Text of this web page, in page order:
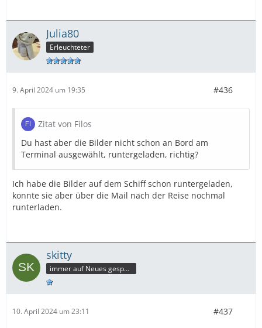
Julia80
Erleuchteter
9. April 2024 um 19:35 #436
Zitat von Filos
Du hast aber die Bilder nicht schon an Bord am
Terminal ausgewählt, runtergeladen, richtig?
Ich habe die Bilder auf dem Schiff schon runtergeladen,
konnte sie aber über die Mail nach der Reise nochmal
runterladen.
skitty
immer auf Neues gespannt
10. April 2024 um 23:11 #437